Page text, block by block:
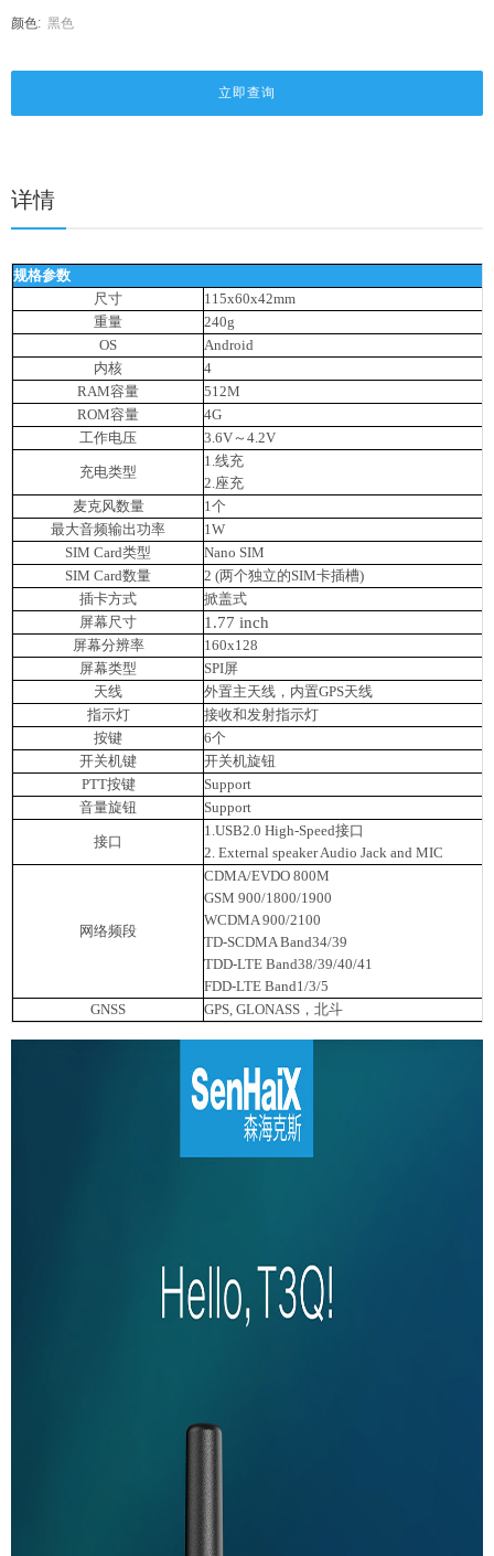
颜色: 黑色
立即查询
详情
规格参数
尺寸
115x60x42mm
重量
240g
OS
Android
内核
4
RAM容量
512M
ROM容量
4G
工作电压
3.6V～4.2V
充电类型
1.线充
2.座充
麦克风数量
1个
最大音频输出功率
1W
SIM Card类型
Nano SIM
SIM Card数量
2 (两个独立的SIM卡插槽)
插卡方式
掀盖式
屏幕尺寸
1.77 inch
屏幕分辨率
160x128
屏幕类型
SPI屏
天线
外置主天线，内置GPS天线
指示灯
接收和发射指示灯
按键
6个
开关机键
开关机旋钮
PTT按键
Support
音量旋钮
Support
接口
1.USB2.0 High-Speed接口
2. External speaker Audio Jack and MIC
网络频段
CDMA/EVDO 800M
GSM 900/1800/1900
WCDMA 900/2100
TD-SCDMA Band34/39
TDD-LTE Band38/39/40/41
FDD-LTE Band1/3/5
GNSS
GPS, GLONASS，北斗